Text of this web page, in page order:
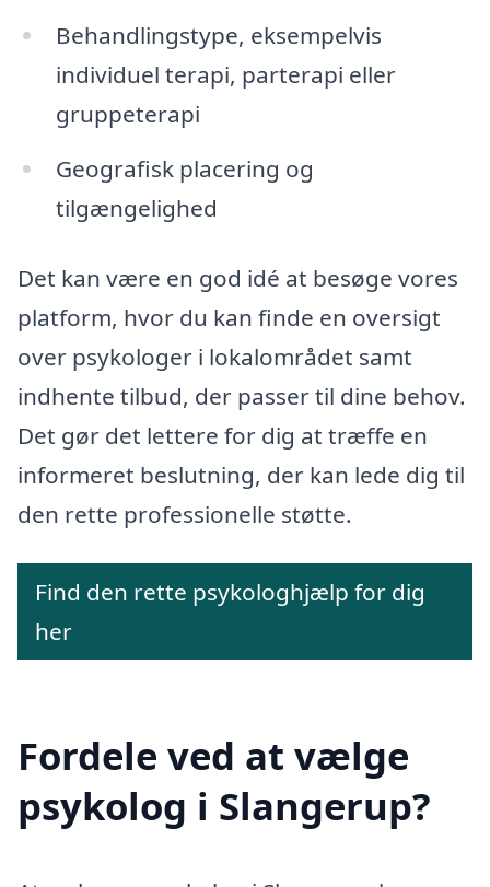
Behandlingstype, eksempelvis
individuel terapi, parterapi eller
gruppeterapi
Geografisk placering og
tilgængelighed
Det kan være en god idé at besøge vores
platform, hvor du kan finde en oversigt
over psykologer i lokalområdet samt
indhente tilbud, der passer til dine behov.
Det gør det lettere for dig at træffe en
informeret beslutning, der kan lede dig til
den rette professionelle støtte.
Find den rette psykologhjælp for dig
her
Fordele ved at vælge
psykolog i Slangerup?